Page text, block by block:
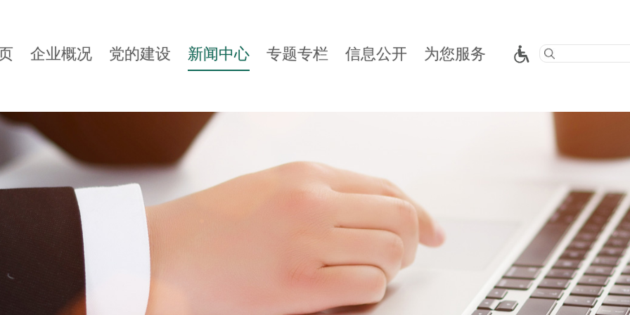
企业概况 党的建设 新闻中心 专题专栏 信息公开 为您服务